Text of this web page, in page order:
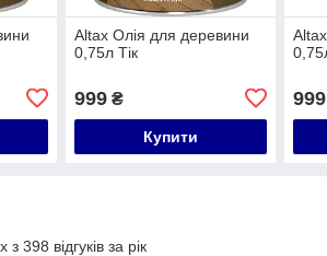
Altax Олія для деревини
0,75л Тік
999₴
Купити
999
398 відгуків за рік